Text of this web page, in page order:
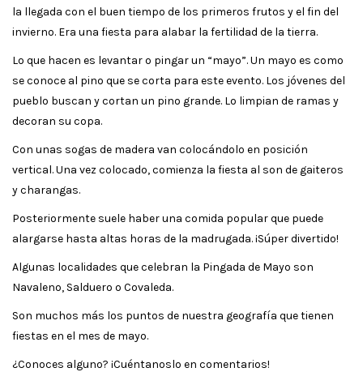
la llegada con el buen tiempo de los primeros frutos y el fin del
invierno. Era una fiesta para alabar la fertilidad de la tierra.
Lo que hacen es levantar o pingar un “mayo”. Un mayo es como
se conoce al pino que se corta para este evento. Los jóvenes del
pueblo buscan y cortan un pino grande. Lo limpian de ramas y
decoran su copa.
Con unas sogas de madera van colocándolo en posición
vertical. Una vez colocado, comienza la fiesta al son de gaiteros
y charangas.
Posteriormente suele haber una comida popular que puede
alargarse hasta altas horas de la madrugada. ¡Súper divertido!
Algunas localidades que celebran la Pingada de Mayo son
Navaleno, Salduero o Covaleda.
Son muchos más los puntos de nuestra geografía que tienen
fiestas en el mes de mayo.
¿Conoces alguno? ¡Cuéntanoslo en comentarios!